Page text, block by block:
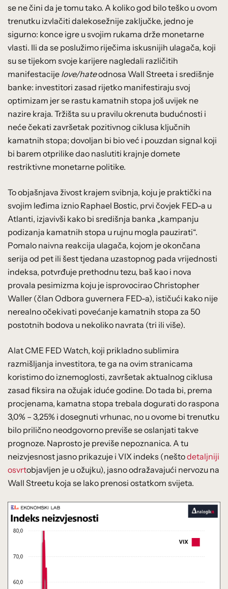
se ne čini da je tomu tako. A koliko god bilo teško u ovom
trenutku izvlačiti dalekosežnije zaključke, jedno je
sigurno: konce igre u svojim rukama drže monetarne
vlasti. Ili da se poslužimo riječima iskusnijih ulagača, koji
su se tijekom svoje karijere nagledali različitih
manifestacije love/hateodnosa Wall Streeta i središnje
banke: investitori zasad rijetko manifestiraju svoj
optimizam jer se rastu kamatnih stopa još uvijek ne
nazire kraja. Tržišta su u pravilu okrenuta budućnosti i
neće čekati završetak pozitivnog ciklusa ključnih
kamatnih stopa; dovoljan bi bio već i pouzdan signal koji
bi barem otprilike dao naslutiti krajnje domete
restriktivne monetarne politike.
To objašnjava živost krajem svibnja, koju je praktički na
svojim leđima iznio Raphael Bostic, prvi čovjek FED-a u
Atlanti, izjavivši kako bi središnja banka „kampanju
podizanja kamatnih stopa u rujnu mogla pauzirati“.
Pomalo naivna reakcija ulagača, kojom je okončana
serija od pet ili šest tjedana uzastopnog pada vrijednosti
indeksa, potvrđuje prethodnu tezu, baš kao i nova
provala pesimizma koju je isprovocirao Christopher
Waller (član Odbora guvernera FED-a), ističući kako nije
nerealno očekivati povećanje kamatnih stopa za 50
postotnih bodova u nekoliko navrata (tri ili više).
Alat CME FED Watch, koji prikladno sublimira
razmišljanja investitora, te ga na ovim stranicama
koristimo do iznemoglosti, završetak aktualnog ciklusa
zasad fiksira na ožujak iduće godine. Do tada bi, prema
procjenama, kamatna stopa trebala dogurati do raspona
3,0% – 3,25% i dosegnuti vrhunac, no u ovome bi trenutku
bilo prilično neodgovorno previše se oslanjati takve
prognoze. Naprosto je previše nepoznanica. A tu
neizvjesnost jasno prikazuje i VIX indeks (neštodetaljniji
osvrtobjavljen je u ožujku), jasno odražavajući nervozu na
Wall Streetu koja se lako prenosi ostatkom svijeta.